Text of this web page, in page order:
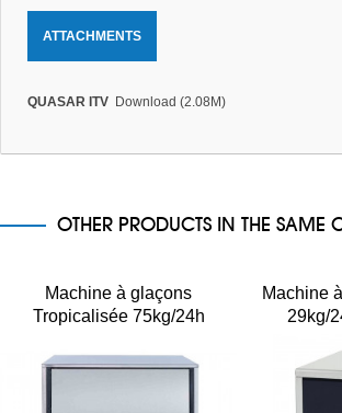
ATTACHMENTS
QUASAR ITV Download (2.08M)
OTHER PRODUCTS IN THE SAME
Machine à glaçons
Tropicalisée 75kg/24h
95A/R2
Machine
29kg/